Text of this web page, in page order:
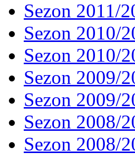
Sezon 2011/
Sezon 2010/
Sezon 2010/
Sezon 2009/
Sezon 2009/
Sezon 2008/
Sezon 2008/